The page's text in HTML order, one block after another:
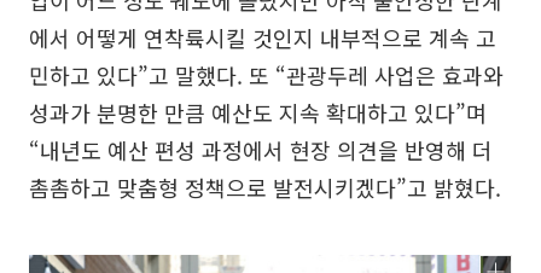
에서 어떻게 연착륙시킬 것인지 내부적으로 계속 고
민하고 있다”고 말했다. 또 “관광두레 사업은 효과와
성과가 분명한 만큼 예산도 지속 확대하고 있다”며
“내년도 예산 편성 과정에서 현장 의견을 반영해 더
촘촘하고 맞춤형 정책으로 발전시키겠다”고 밝혔다.